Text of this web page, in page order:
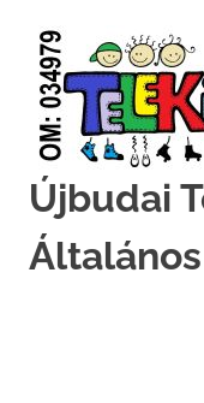
Újbudai